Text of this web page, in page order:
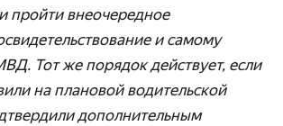
пройти внеочередное
и самому
Тот же порядок действует, если
на плановой водительской
дополнительным